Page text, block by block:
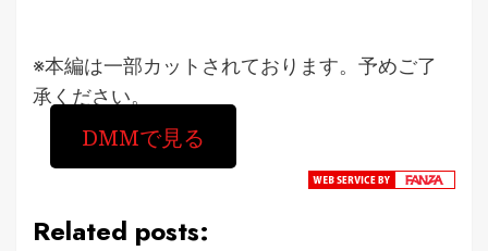
※本編は一部カットされております。予めご了
承ください。
DMMで見る
Related posts: